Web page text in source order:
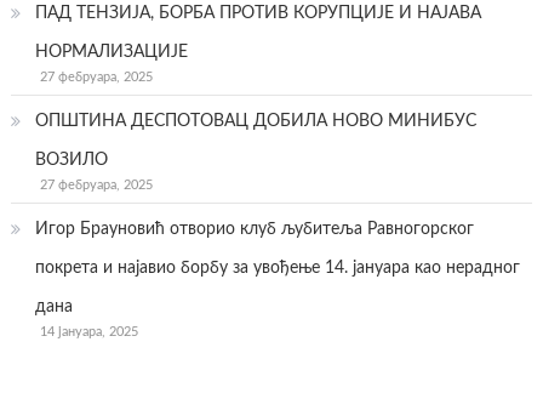
ПАД ТЕНЗИЈА, БОРБА ПРОТИВ КОРУПЦИЈЕ И НАЈАВА
НОРМАЛИЗАЦИЈЕ
27 фебруара, 2025
ОПШТИНА ДЕСПОТОВАЦ ДОБИЛА НОВО МИНИБУС
ВОЗИЛО
27 фебруара, 2025
Игор Брауновић отворио клуб љубитеља Равногорског
покрета и најавио борбу за увођење 14. јануара као нерадног
дана
14 јануара, 2025